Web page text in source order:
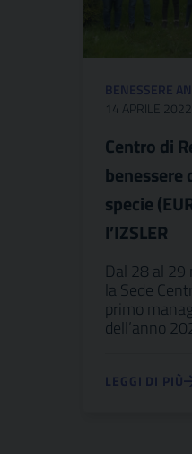
BENESSERE
14 APRILE 2022
Centro di
benessere
specie
l’IZSLER
Dal 28 al 29
la Sede
primo
dell’anno
LEGGI DI PIÙ